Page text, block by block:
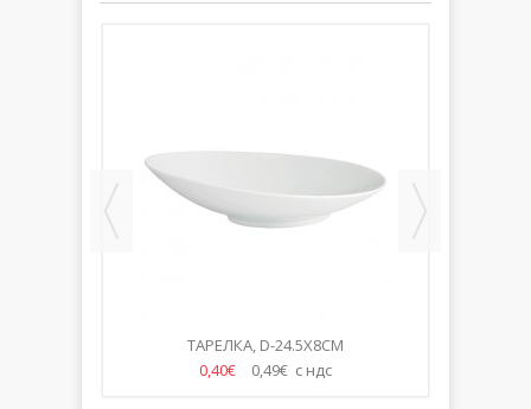
ТАРЕЛКА, D-24.5X8CM
0,40€
0,49€ с ндс